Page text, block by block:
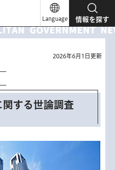
Language 情報を探す
2026年6月1日更新
する世論調査